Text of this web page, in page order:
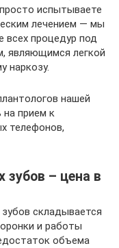
испытываете
лечением — мы
всех процедур под
являющимся легкой
наркозу.
нашей
на прием к
телефонов,
– цена в
складывается
и работы
объема